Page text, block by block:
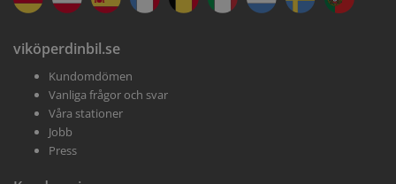
viköperdinbil.se
Kundomdömen
Vanliga frågor och svar
Våra stationer
Jobb
Press